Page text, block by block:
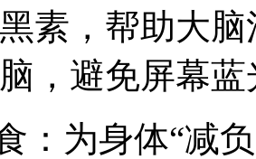
素，帮助大
，避免屏幕
：为身体“减